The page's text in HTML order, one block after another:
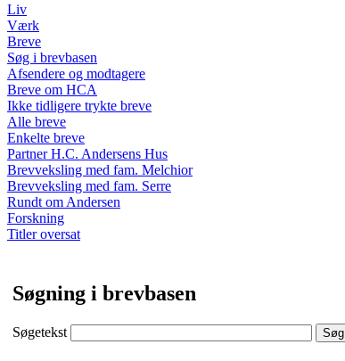
Liv
Værk
Breve
Søg i brevbasen
Afsendere og modtagere
Breve om HCA
Ikke tidligere trykte breve
Alle breve
Enkelte breve
Partner H.C. Andersens Hus
Brevveksling med fam. Melchior
Brevveksling med fam. Serre
Rundt om Andersen
Forskning
Titler oversat
Søgning i brevbasen
Søgetekst